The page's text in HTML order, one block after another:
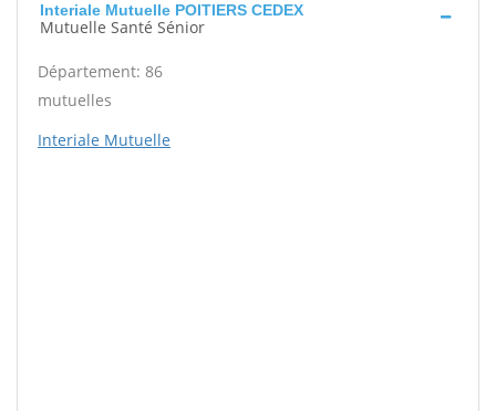
Interiale Mutuelle POITIERS CEDEX
Mutuelle Santé Sénior
Département: 86
mutuelles
Interiale Mutuelle